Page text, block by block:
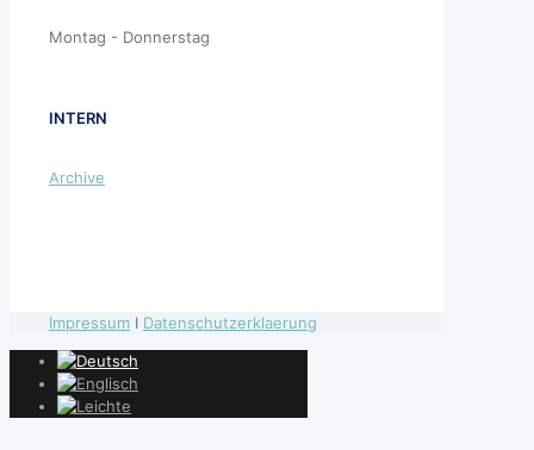
Montag - Donnerstag
INTERN
Archive
Impressum I Datenschutzerklaerung